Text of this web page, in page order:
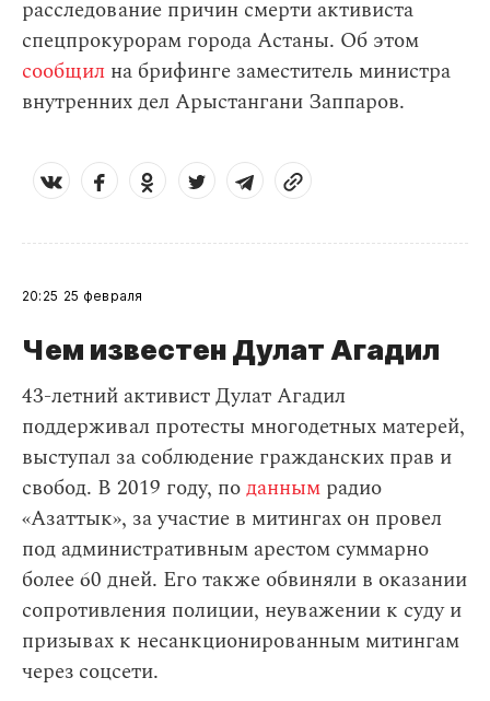
расследование причин смерти активиста
спецпрокурорам города Астаны. Об этом
сообщил на брифинге заместитель министра
внутренних дел Арыстангани Заппаров.
20:25 25 февраля
Чем известен Дулат Агадил​
43-летний активист Дулат Агадил
поддерживал протесты многодетных матерей,
выступал за соблюдение гражданских прав и
свобод. В 2019 году, поданным радио
«Азаттык», за участие в митингах он провел
под административным арестом суммарно
более 60 дней. Его также обвиняли в оказании
сопротивления полиции, неуважении к суду и
призывах к несанкционированным митингам
через соцсети.